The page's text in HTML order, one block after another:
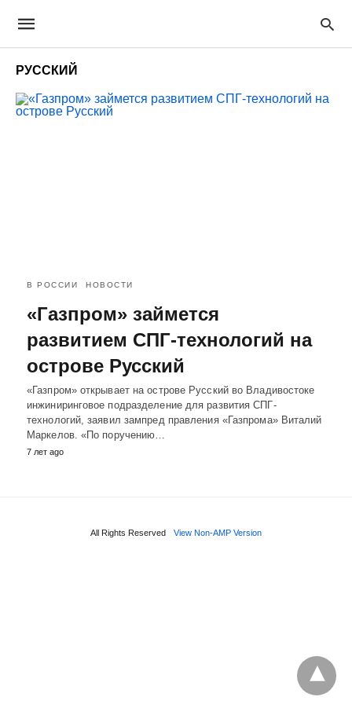
РУССКИЙ
В РОССИИ НОВОСТИ
«Газпром» займется
развитием СПГ-технологий на
острове Русский
«Газпром» открывает на острове Русский во Владивостоке
инжиниринговое подразделение для развития СПГ-
технологий, заявил зампред правления «Газпрома» Виталий
Маркелов. «По поручению…
7 лет ago
All Rights Reserved View Non-AMP Version